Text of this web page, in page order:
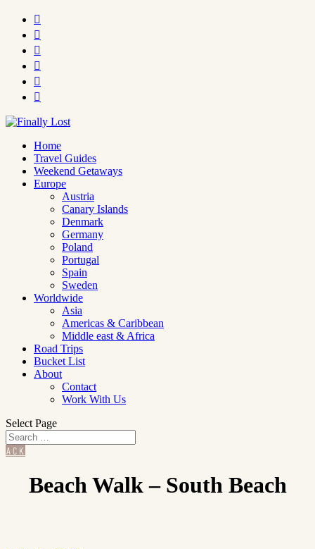






Home
Travel Guides
Weekend Getaways
Europe
Austria
Canary Islands
Denmark
Germany
Poland
Portugal
Spain
Sweden
Worldwide
Asia
Americas & Caribbean
Middle east & Africa
Road Trips
Bucket List
About
Contact
Work With Us
Select Page
BACK
Beach Walk – South Beach